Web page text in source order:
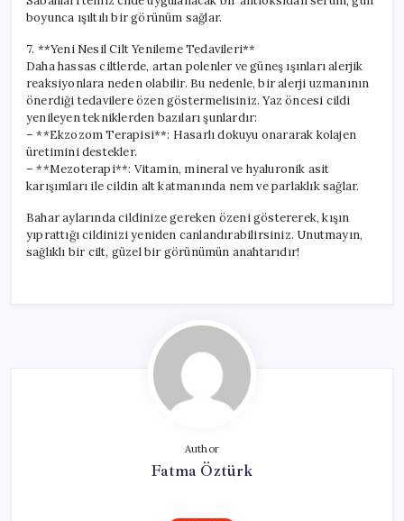
boyunca ışıltılı bir görünüm sağlar.
7. **Yeni Nesil Cilt Yenileme Tedavileri**
Daha hassas ciltlerde, artan polenler ve güneş ışınları alerjik
reaksiyonlara neden olabilir. Bu nedenle, bir alerji uzmanının
önerdiği tedavilere özen göstermelisiniz. Yaz öncesi cildi
yenileyen tekniklerden bazıları şunlardır:
– **Ekzozom Terapisi**: Hasarlı dokuyu onararak kolajen
üretimini destekler.
– **Mezoterapi**: Vitamin, mineral ve hyaluronik asit
karışımları ile cildin alt katmanında nem ve parlaklık sağlar.
Bahar aylarında cildinize gereken özeni göstererek, kışın
yıprattığı cildinizi yeniden canlandırabilirsiniz. Unutmayın,
sağlıklı bir cilt, güzel bir görünümün anahtarıdır!
Author
Fatma Öztürk